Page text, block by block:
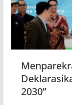
2030”